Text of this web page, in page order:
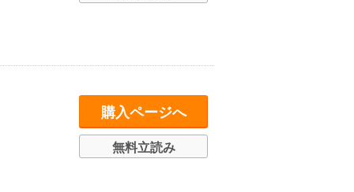
購入ページへ
無料立読み